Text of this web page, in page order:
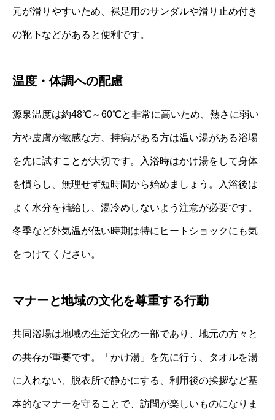
元が滑りやすいため、裸足用のサンダルや滑り止め付き
の靴下などがあると便利です。
温度・体調への配慮
源泉温度は約48℃～60℃と非常に高いため、熱さに弱い
方や皮膚が敏感な方、持病がある方は温い湯がある浴場
を先に試すことが大切です。入浴時はかけ湯をして身体
を慣らし、無理せず短時間から始めましょう。入浴後は
よく水分を補給し、湯冷めしないよう注意が必要です。
冬季など外気温が低い時期は特にヒートショックにも気
をつけてください。
マナーと地域の文化を尊重する行動
共同浴場は地域の生活文化の一部であり、地元の方々と
の共存が重要です。「かけ湯」を先に行う、タオルを湯
に入れない、脱衣所で静かにする、利用後の挨拶など基
本的なマナーを守ることで、訪問が楽しいものになりま